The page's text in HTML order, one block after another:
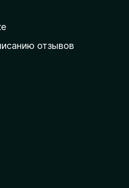
отзывов